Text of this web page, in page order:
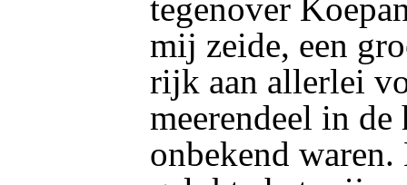
tegenover
mij zeide, een
rijk aan allerlei
meerendeel in
onbekend